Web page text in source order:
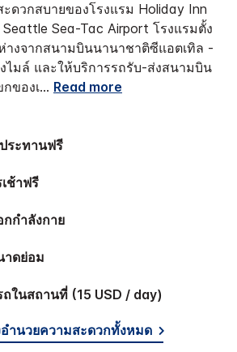
ดวกสบายของโรงแรม Holiday Inn
Seattle Sea-Tac Airport โรงแรมตั้ง
างจากสนามบินนานาชาติซีแอตเทิล -
ไมล์ และให้บริการรถรับ-ส่งสนามบิน
ของเ... Read more
ประทานฟรี
เช้าฟรี
กกำลังกาย
าดย่อม
ถในสถานที่ (15 USD / day)
อำนวยความสะดวกทั้งหมด